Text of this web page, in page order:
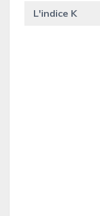
L'indice K